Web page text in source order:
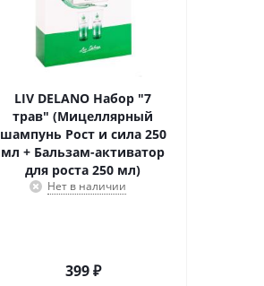
LIV DELANO Набор "7
трав" (Мицеллярный
шампунь Рост и сила 250
мл + Бальзам-активатор
для роста 250 мл)
Нет в наличии
399₽